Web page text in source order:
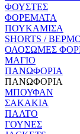
ΦΟΥΣΤΕΣ
ΦΟΡΕΜΑΤΑ
ΠΟΥΚΑΜΙΣΑ
SHORTS /
ΟΛΟΣΩΜΕΣ
ΜΑΓΙΟ
ΠΑΝΩΦΟΡΙΑ
ΠΑΝΩΦΟΡΙΑ
ΜΠΟΥΦΑΝ
ΣΑΚΑΚΙΑ
ΠΑΛΤΟ
ΓΟΥΝΕΣ